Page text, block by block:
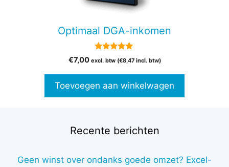
Optimaal DGA-inkomen
5.00
van 5
€7,00 excl. btw (€8,47incl. btw)
Toevoegen aan winkelwagen
Recente berichten
Geen winst over ondanks goede omzet? Excel-